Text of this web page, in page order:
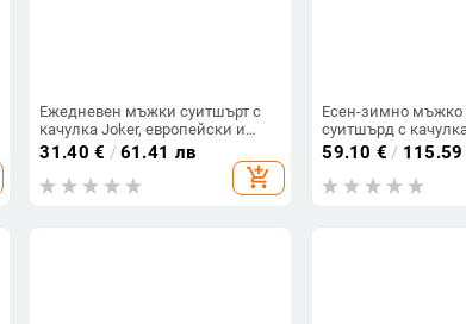
Ежедневен мъжки суитшърт с
качулка Joker, европейски и
американски, улична мода,
мъжки, горещо продаван 3D
дигитален печат
31.40 € /61.41 лв
add_shopping_cart
Есен-зимно мъжко
суитшърд с
памук, подплатен с
свободен силует,
59.10 € / 115.59